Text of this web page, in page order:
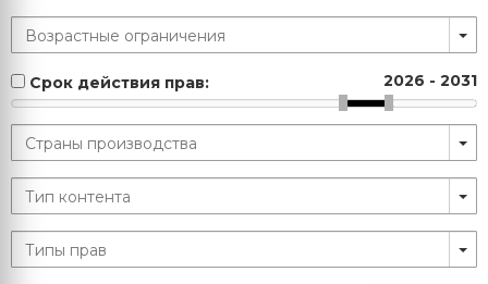
Срок действия прав: 2026 - 2031